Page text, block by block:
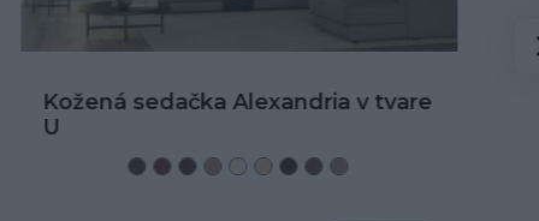
Kožená rohová sedačka Alexandria